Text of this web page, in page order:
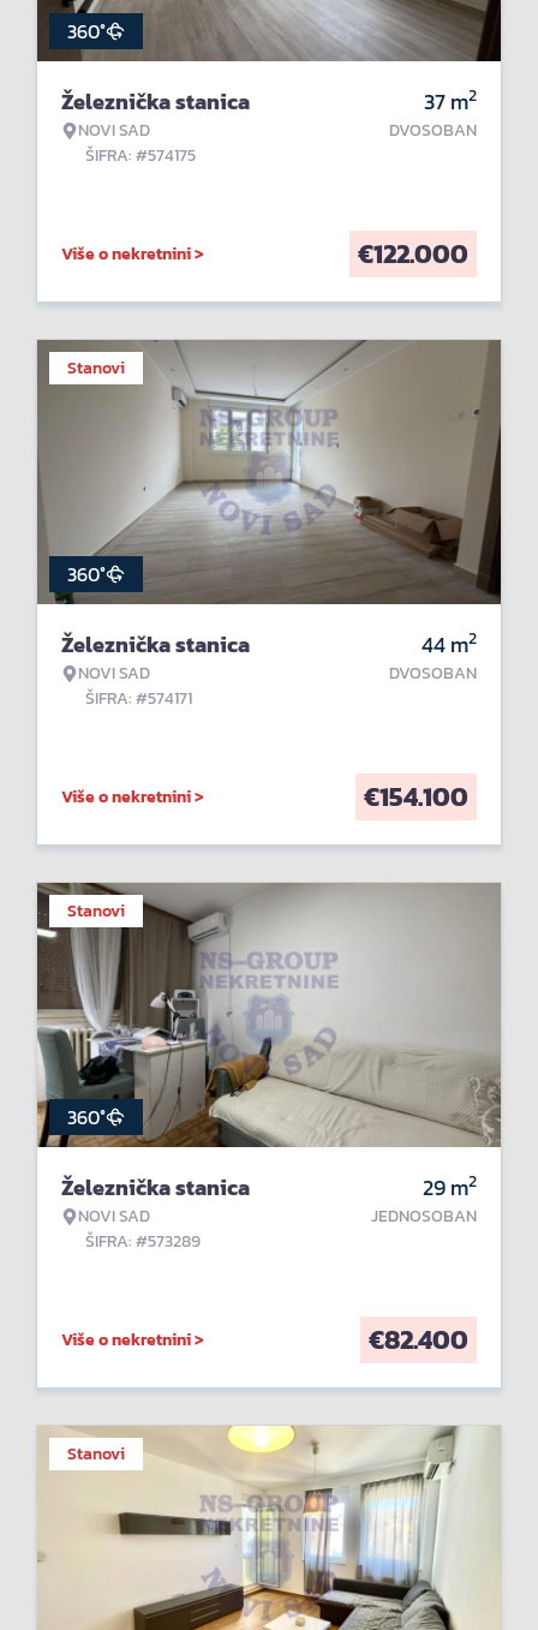
360°
Železnička stanica
NOVI SAD
ŠIFRA: #574175
37m2
DVOSOBAN
Više o nekretnini > €122.000
Stanovi
360°
Železnička stanica
NOVI SAD
ŠIFRA: #574171
44m2
DVOSOBAN
Više o nekretnini > €154.100
Stanovi
360°
Železnička stanica
NOVI SAD
ŠIFRA: #573289
29m2
JEDNOSOBAN
Više o nekretnini > €82.400
Stanovi